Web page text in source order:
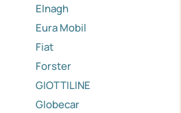
Elnagh
Eura Mobil
Fiat
Forster
GIOTTILINE
Globecar